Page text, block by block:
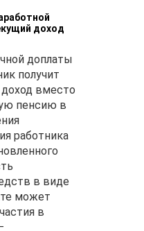
доход
доплаты
получит
вместо
пенсию в
работника
в виде
может
в